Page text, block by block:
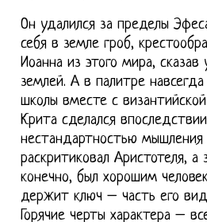
Он удалился за пределы
себя в земле гроб,
Иоанна из этого мира,
землей. А в палитре навсегда
школы вместе с
Крита сделался
нестандартностью мышления
раскритиковал Аристотеля,
конечно, был хорошим
держит ключ – часть его
Горячие черты характера –